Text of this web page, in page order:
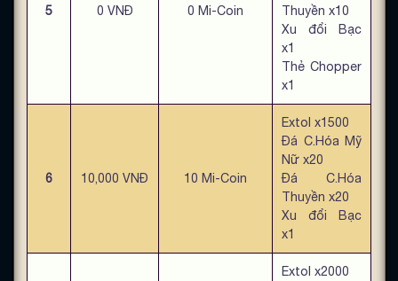
5 0 VNĐ 0 Mi-Coin
Thuyền x10
Xu đổi Bạc
x1
Thẻ Chopper
x1
6 10,000 VNĐ 10 Mi-Coin
Extol x1500
Đá C.Hóa Mỹ
Nữ x20
Đá C.Hóa
Thuyền x20
Xu đổi Bạc
x1
Extol x2000